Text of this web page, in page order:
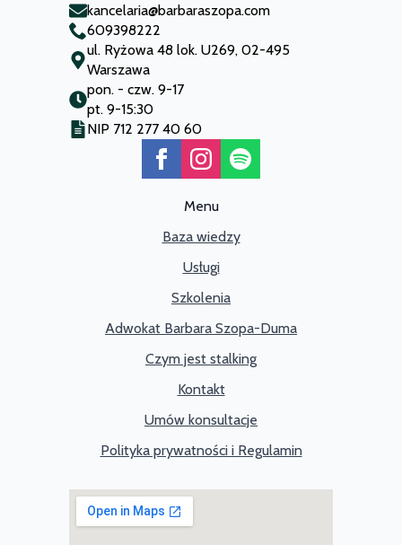
kancelaria@barbaraszopa.com
609398222
ul. Ryżowa 48 lok. U269, 02-495
Warszawa
pon. - czw. 9-17
pt. 9-15:30
NIP 712 277 40 60
Menu
Baza wiedzy
Usługi
Szkolenia
Adwokat Barbara Szopa-Duma
Czym jest stalking
Kontakt
Umów konsultacje
Polityka prywatności i Regulamin